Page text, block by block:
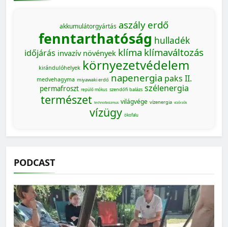
akkumulátorgyártás aszály erdő
fenntarthatóság hulladék
időjárás invazív növények klíma klímaváltozás
kirándulóhelyek környezetvédelem
medvehagyma miyawaki erdő napenergia paks II.
permafroszt repülő mókus szendőfi balázs szélenergia
természet technofasizmus világvége vízenergia vízőrzők
vízügy ökofalu
PODCAST